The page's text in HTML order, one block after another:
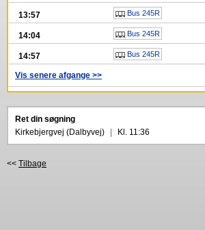
13:57 Bus 245R
14:04 Bus 245R
14:57 Bus 245R
Vis senere afgange >>
Ret din søgning
Kirkebjergvej (Dalbyvej)
Kl. 11:36
<< Tilbage